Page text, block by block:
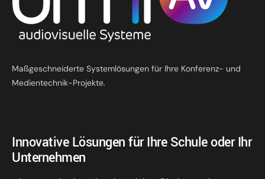
Maßgeschneiderte Systemlösungen für Ihre Konferenz- und
Medientechnik-Projekte.
Innovative Lösungen für Ihre Schule oder Ihr
Unternehmen